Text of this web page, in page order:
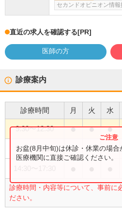
セカンドオピニオン情報
直近の求人を確認する[PR]
医師の方
診療案内
診療時間 月 火 水
9:30〜12:30 ● ● ●
9:30〜13:00
診療時間・内容等について、事前に
ださい。
お盆(8月中旬)は休診・休業の場
医療機関に直接ご確認ください。